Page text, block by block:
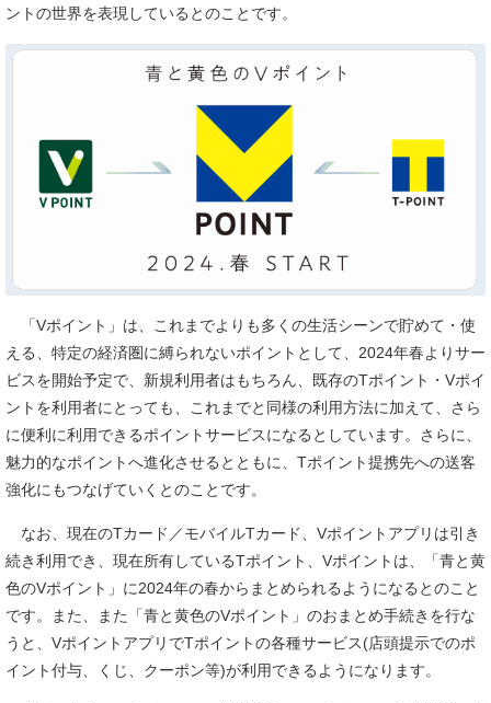
ントの世界を表現しているとのことです。
「Vポイント」は、これまでよりも多くの生活シーンで貯めて・使
える、特定の経済圏に縛られないポイントとして、2024年春よりサー
ビスを開始予定で、新規利用者はもちろん、既存のTポイント・Vポイ
ントを利用者にとっても、これまでと同様の利用方法に加えて、さら
に便利に利用できるポイントサービスになるとしています。さらに、
魅力的なポイントへ進化させるとともに、Tポイント提携先への送客
強化にもつなげていくとのことです。
なお、現在のTカード／モバイルTカード、Vポイントアプリは引き
続き利用でき、現在所有しているTポイント、Vポイントは、「青と黄
色のVポイント」に2024年の春からまとめられるようになるとのこと
です。また、また「青と黄色のVポイント」のおまとめ手続きを行な
うと、VポイントアプリでTポイントの各種サービス(店頭提示でのポ
イント付与、くじ、クーポン等)が利用できるようになります。